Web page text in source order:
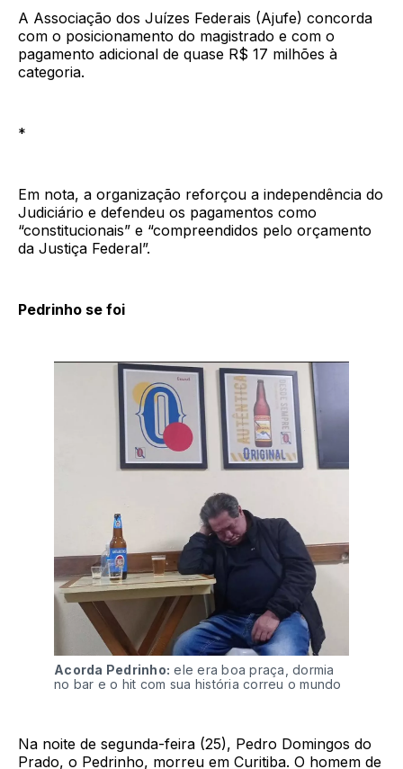
A Associação dos Juízes Federais (Ajufe) concorda
com o posicionamento do magistrado e com o
pagamento adicional de quase R$ 17 milhões à
categoria.
*
Em nota, a organização reforçou a independência do
Judiciário e defendeu os pagamentos como
“constitucionais” e “compreendidos pelo orçamento
da Justiça Federal”.
Pedrinho se foi
Acorda Pedrinho: ele era boa praça, dormia
no bar e o hit com sua história correu o mundo
Na noite de segunda-feira (25), Pedro Domingos do
Prado, o Pedrinho, morreu em Curitiba. O homem de